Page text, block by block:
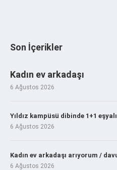
Son İçerikler
Kadın ev arkadaşı
6 Ağustos 2026
Yıldız kampüsü dibinde 1+1
6 Ağustos 2026
Kadın ev arkadaşı arıyorum /
6 Ağustos 2026